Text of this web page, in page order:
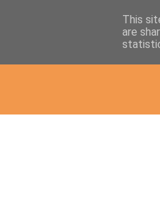
This
are